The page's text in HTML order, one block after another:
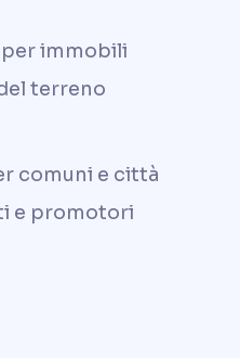
immobili
terreno
comuni e città
e promotori